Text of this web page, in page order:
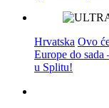
Hrvatska Ovo
Europe do
u Splitu!